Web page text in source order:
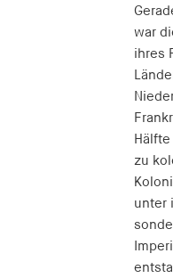
war
ihres
zu
unter